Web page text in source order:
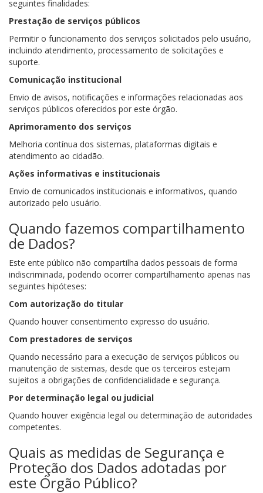
seguintes finalidades:
Prestação de serviços públicos
Permitir o funcionamento dos serviços solicitados pelo usuário,
incluindo atendimento, processamento de solicitações e
suporte.
Comunicação institucional
Envio de avisos, notificações e informações relacionadas aos
serviços públicos oferecidos por este órgão.
Aprimoramento dos serviços
Melhoria contínua dos sistemas, plataformas digitais e
atendimento ao cidadão.
Ações informativas e institucionais
Envio de comunicados institucionais e informativos, quando
autorizado pelo usuário.
Quando fazemos compartilhamento
de Dados?
Este ente público não compartilha dados pessoais de forma
indiscriminada, podendo ocorrer compartilhamento apenas nas
seguintes hipóteses:
Com autorização do titular
Quando houver consentimento expresso do usuário.
Com prestadores de serviços
Quando necessário para a execução de serviços públicos ou
manutenção de sistemas, desde que os terceiros estejam
sujeitos a obrigações de confidencialidade e segurança.
Por determinação legal ou judicial
Quando houver exigência legal ou determinação de autoridades
competentes.
Quais as medidas de Segurança e
Proteção dos Dados adotadas por
este Órgão Público?